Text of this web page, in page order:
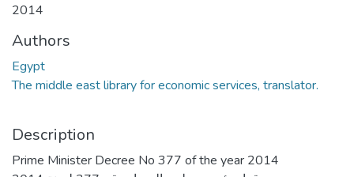
2014
Authors
Egypt
The middle east library for economic services, translator.
Description
Prime Minister Decree No 377 of the year 2014